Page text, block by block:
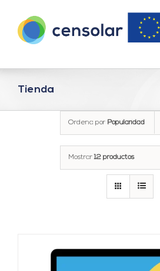
contenido
Tienda
Ordena por Popularidad
Mostrar12 productos